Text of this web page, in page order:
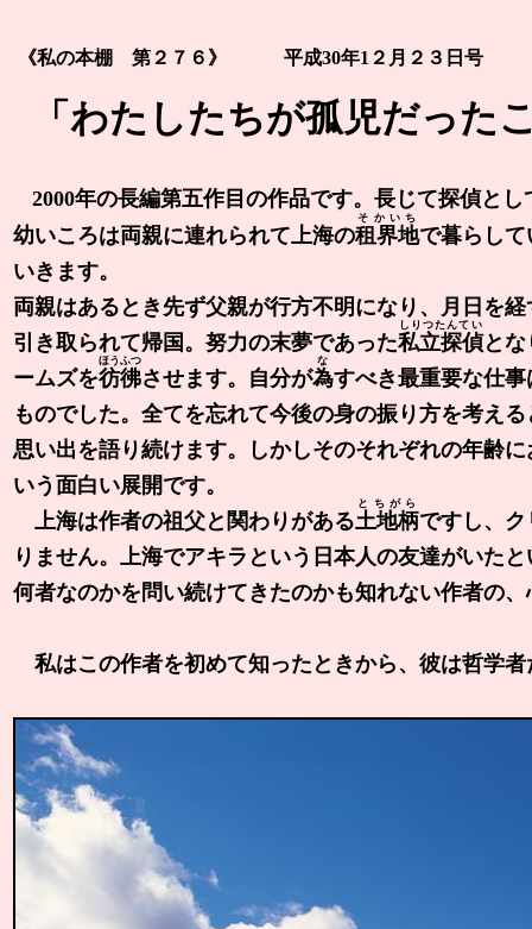
《私の本棚 第２７６》 平成30年1２月２３日号
「わたしたちが孤児だっ
2000年の長編第五作目の作品です。長じて探偵と
幼いころは両親に連れられて上海の租界地
そかいち
で暮らし
いきます。
両親はあるとき先ず父親が行方不明になり、月日を
引き取られて帰国。努力の末夢であった私立探偵
しりつたんてい
とな
ームズを彷彿
ほうふつ
させます。自分が為
な
すべき最重要な仕
ものでした。全てを忘れて今後の身の振り方を考え
思い出を語り続けます。しかしそのそれぞれの年齢
いう面白い展開です。
上海は作者の祖父と関わりがある土地柄
とちがら
ですし、
りません。上海でアキラという日本人の友達がいた
何者なのかを問い続けてきたのかも知れない作者の
私はこの作者を初めて知ったときから、彼は哲学